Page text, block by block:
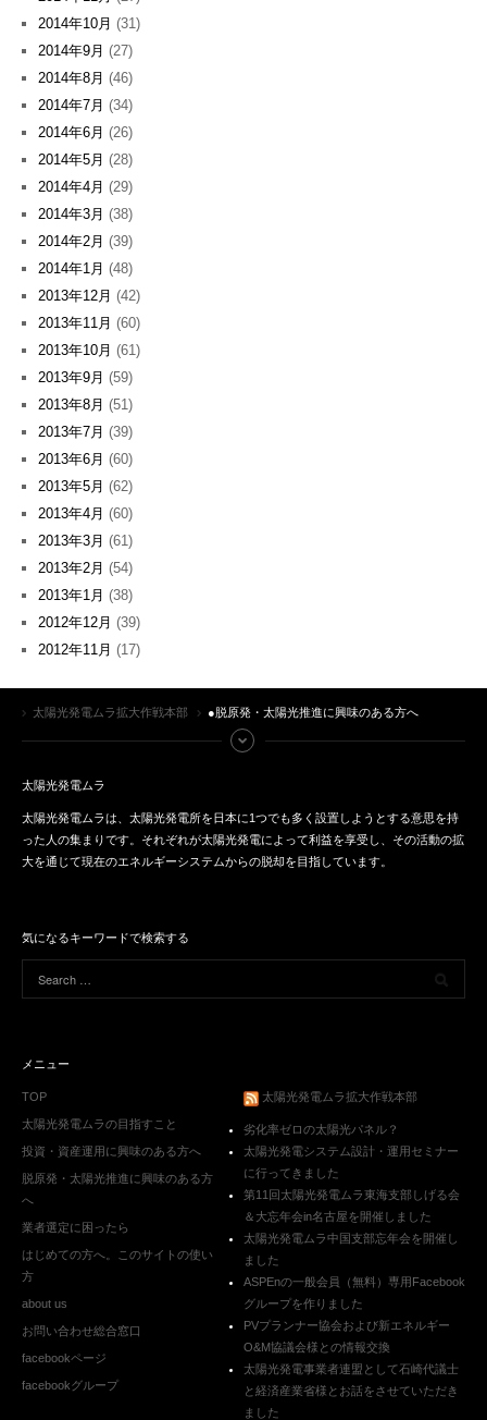
2014年10月 (31)
2014年9月 (27)
2014年8月 (46)
2014年7月 (34)
2014年6月 (26)
2014年5月 (28)
2014年4月 (29)
2014年3月 (38)
2014年2月 (39)
2014年1月 (48)
2013年12月 (42)
2013年11月 (60)
2013年10月 (61)
2013年9月 (59)
2013年8月 (51)
2013年7月 (39)
2013年6月 (60)
2013年5月 (62)
2013年4月 (60)
2013年3月 (61)
2013年2月 (54)
2013年1月 (38)
2012年12月 (39)
2012年11月 (17)
太陽光発電ムラ拡大作戦本部 ●脱原発・太陽光推進に興味のある方へ
太陽光発電ムラ
太陽光発電ムラは、太陽光発電所を日本に1つでも多く設置しようとする意思を持
った人の集まりです。それぞれが太陽光発電によって利益を享受し、その活動の拡
大を通じて現在のエネルギーシステムからの脱却を目指しています。
気になるキーワードで検索する
メニュー
TOP
太陽光発電ムラの目指すこと
投資・資産運用に興味のある方へ
脱原発・太陽光推進に興味のある方
へ
業者選定に困ったら
はじめての方へ。このサイトの使い
方
about us
お問い合わせ総合窓口
facebookページ
facebookグループ
太陽光発電ムラ拡大作戦本部
劣化率ゼロの太陽光パネル？
太陽光発電システム設計・運用セミナー
に行ってきました
第11回太陽光発電ムラ東海支部しげる会
＆大忘年会in名古屋を開催しました
太陽光発電ムラ中国支部忘年会を開催し
ました
ASPEnの一般会員（無料）専用Facebook
グループを作りました
PVプランナー協会および新エネルギー
O&M協議会様との情報交換
太陽光発電事業者連盟として石崎代議士
と経済産業省様とお話をさせていただき
ました